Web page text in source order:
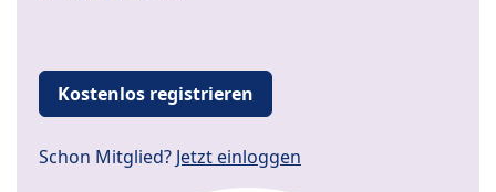
Kostenlos registrieren
Schon Mitglied? Jetzt einloggen